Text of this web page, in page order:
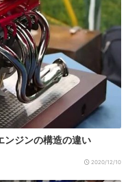
ンジンの構造の違い
2020/12/10